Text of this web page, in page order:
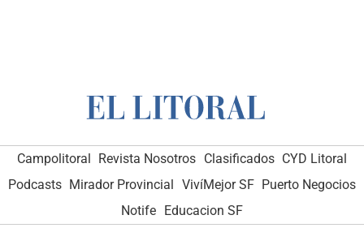
Campolitoral Revista Nosotros Clasificados CYD Litoral
Podcasts Mirador Provincial VivíMejor SF Puerto Negocios
Notife Educacion SF